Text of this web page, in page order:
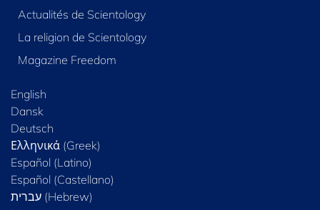
Actualités de Scientology
La religion de Scientology
Magazine Freedom
English
Dansk
Deutsch
Ελληνικά (Greek)
Español (Latino)
Español (Castellano)